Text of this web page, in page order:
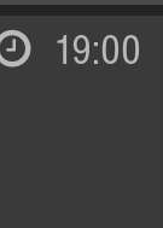
19:00